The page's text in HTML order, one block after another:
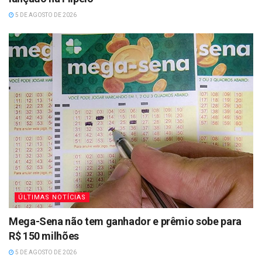
5 DE AGOSTO DE 2026
ÚLTIMAS NOTÍCIAS
Mega-Sena não tem ganhador e prêmio sobe para
R$ 150 milhões
5 DE AGOSTO DE 2026